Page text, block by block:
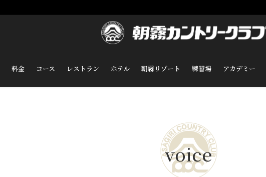
料金 コース レストラン ホテル 朝霧リゾート 練習場 アカデミー
voice